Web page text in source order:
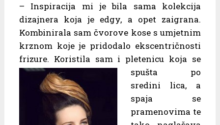
– Inspiracija mi je bila sama kolekcija
dizajnera koja je edgy, a opet zaigrana.
Kombinirala sam čvorove kose s umjetnim
krznom koje je pridodalo ekscentričnosti
frizure. Koristila sam i pletenicu koja se
spušta po
sredini lica, a
spaja se
pramenovima te